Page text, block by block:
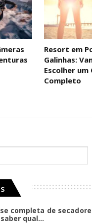
Resort em
Galinhas:
Escolher um
Completo
completa de
qual…